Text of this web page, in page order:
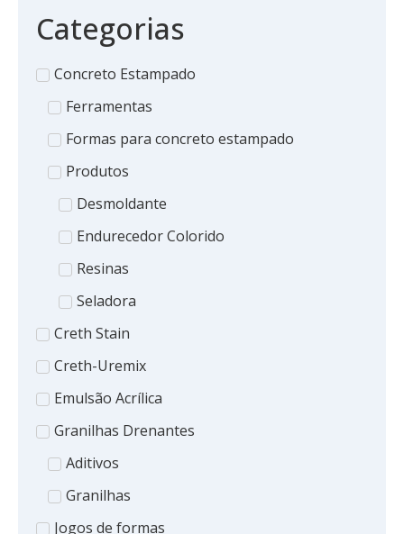
Categorias
Concreto Estampado
Ferramentas
Formas para concreto estampado
Produtos
Desmoldante
Endurecedor Colorido
Resinas
Seladora
Creth Stain
Creth-Uremix
Emulsão Acrílica
Granilhas Drenantes
Aditivos
Granilhas
Jogos de formas